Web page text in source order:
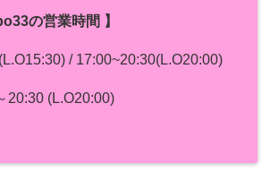
の営業時間 】
/ 17:00~20:30(L.O20:00)
20:30 (L.O20:00)